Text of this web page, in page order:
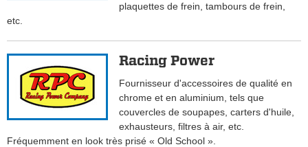
plaquettes de frein, tambours de frein,
etc.
Racing Power
Fournisseur d'accessoires de qualité en
chrome et en aluminium, tels que
couvercles de soupapes, carters d'huile,
exhausteurs, filtres à air, etc.
Fréquemment en look très prisé « Old School ».